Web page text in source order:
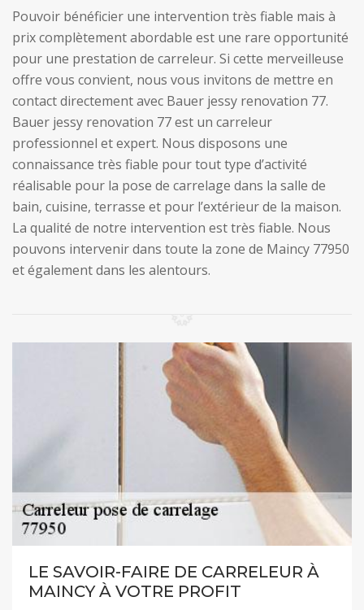
Pouvoir bénéficier une intervention très fiable mais à
prix complètement abordable est une rare opportunité
pour une prestation de carreleur. Si cette merveilleuse
offre vous convient, nous vous invitons de mettre en
contact directement avec Bauer jessy renovation 77.
Bauer jessy renovation 77 est un carreleur
professionnel et expert. Nous disposons une
connaissance très fiable pour tout type d’activité
réalisable pour la pose de carrelage dans la salle de
bain, cuisine, terrasse et pour l’extérieur de la maison.
La qualité de notre intervention est très fiable. Nous
pouvons intervenir dans toute la zone de Maincy 77950
et également dans les alentours.
LE SAVOIR-FAIRE DE CARRELEUR À
MAINCY À VOTRE PROFIT